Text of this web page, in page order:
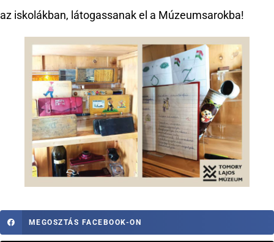
az iskolákban, látogassanak el a Múzeumsarokba!
MEGOSZTÁS FACEBOOK-ON